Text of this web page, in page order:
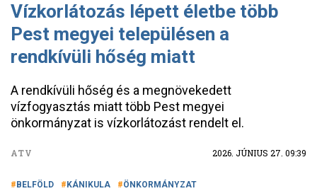
Vízkorlátozás lépett életbe több
Pest megyei településen a
rendkívüli hőség miatt
A rendkívüli hőség és a megnövekedett
vízfogyasztás miatt több Pest megyei
önkormányzat is vízkorlátozást rendelt el.
ATV 2026. JÚNIUS 27. 09:39
BELFÖLD KÁNIKULA ÖNKORMÁNYZAT